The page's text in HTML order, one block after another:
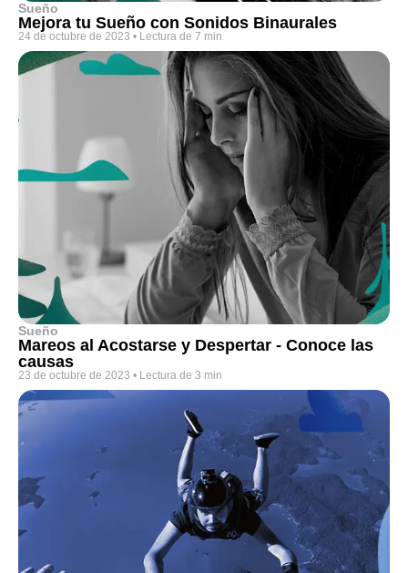
Sueño
Mejora tu Sueño con Sonidos Binaurales
24 de octubre de 2023 • Lectura de 7 min
Sueño
Mareos al Acostarse y Despertar - Conoce las
causas
23 de octubre de 2023 • Lectura de 3 min